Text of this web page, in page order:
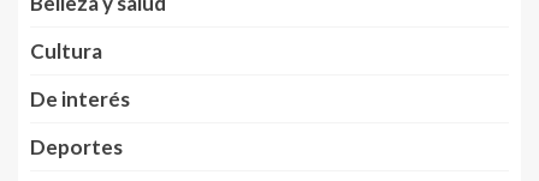
Cultura
De interés
Deportes